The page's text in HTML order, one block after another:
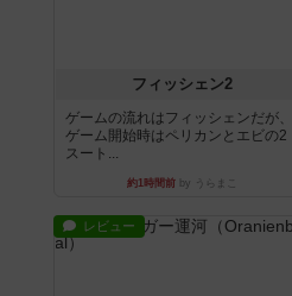
フィッシェン2
ゲームの流れはフィッシェンだが、
ゲーム開始時はペリカンとエビの2
スート...
約1時間前by うらまこ
レビュー